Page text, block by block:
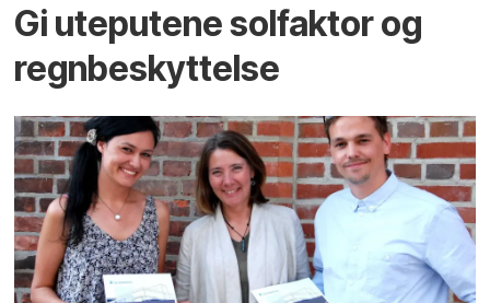
Gi uteputene solfaktor og
regnbeskyttelse